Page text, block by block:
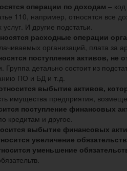
операции по доходам –
110, например, относятся все
И другие подстатьи.
расходные операции
организаций, плата за
поступления активов,
Группа детально состоит из
ПО и БД и т.д.
выбытие активов,
имущества предприятия,
поступление финансовых
кредитам и другое.
выбытие финансовых
увеличение обязательств
уменьшение